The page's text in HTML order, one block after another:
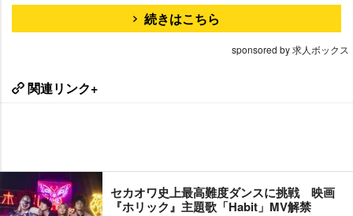
続きはこちら
sponsored by 求人ボックス
関連リンク+
セカオワ史上最高難度ダンスに挑戦 映画
『ホリック』主題歌「Habit」MV解禁